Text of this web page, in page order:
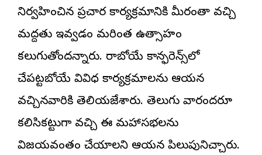
నిర్వహించిన ప్రచార కార్యక్రమానికి మీరంతా వచ్చి
మద్దతు ఇవ్వడం మరింత ఉత్సాహం
కలుగుతోందన్నారు. రాబోయే కాన్ఫరెన్స్‌లో
చేపట్టబోయే వివిధ కార్యక్రమాలను ఆయన
వచ్చినవారికి తెలియజేశారు. తెలుగు వారందరూ
కలిసికట్టుగా వచ్చి ఈ మహాసభలను
విజయవంతం చేయాలని ఆయన పిలుపునిచ్చారు.